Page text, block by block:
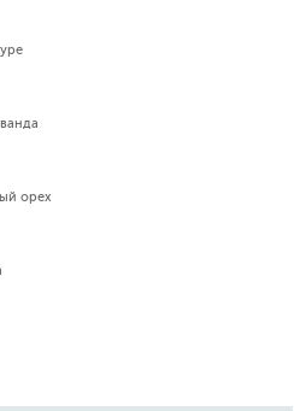
орех